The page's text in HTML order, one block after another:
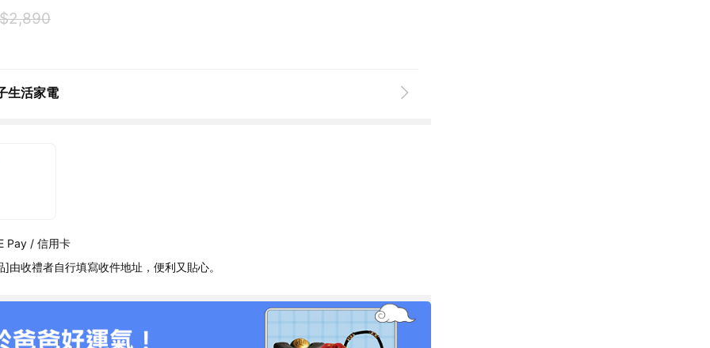
必備/多功能鍋/一鍋多用/父親節/情人節
$2,890
生活家電
Pay / 信用卡
]由收禮者自行填寫收件地址，便利又貼心。